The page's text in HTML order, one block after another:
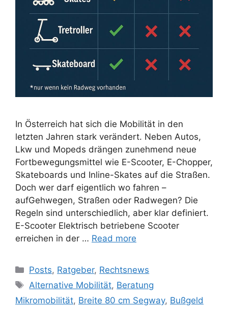
In Österreich hat sich die Mobilität in den
letzten Jahren stark verändert. Neben Autos,
Lkw und Mopeds drängen zunehmend neue
Fortbewegungsmittel wie E-Scooter, E-Chopper,
Skateboards und Inline-Skates auf die Straßen.
Doch wer darf eigentlich wo fahren –
aufGehwegen, Straßen oder Radwegen? Die
Regeln sind unterschiedlich, aber klar definiert.
E-Scooter Elektrisch betriebene Scooter
erreichen in der … Read more
Posts, Ratgeber, Rechtsnews
Alternative Mobilität, Beratung
Mikromobilität, Breite 80 cm Segway, Bußgeld